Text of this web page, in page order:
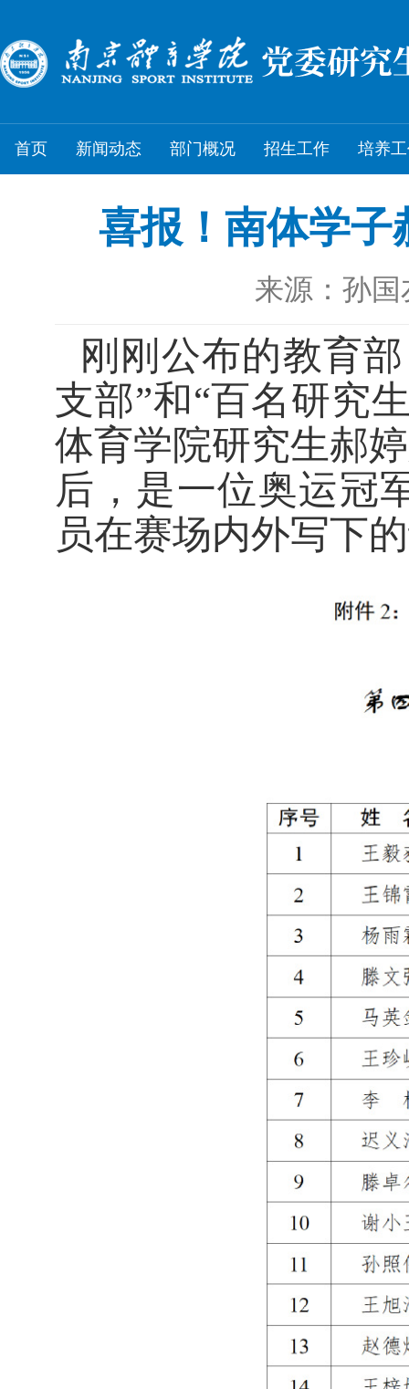
首页 新闻动态 部门概况 招生工作 培养
喜报！南体学子
来源：孙国
刚刚公布的教育
支部”和“百名研究
体育学院研究生郝
后，是一位奥运冠
员在赛场内外写下